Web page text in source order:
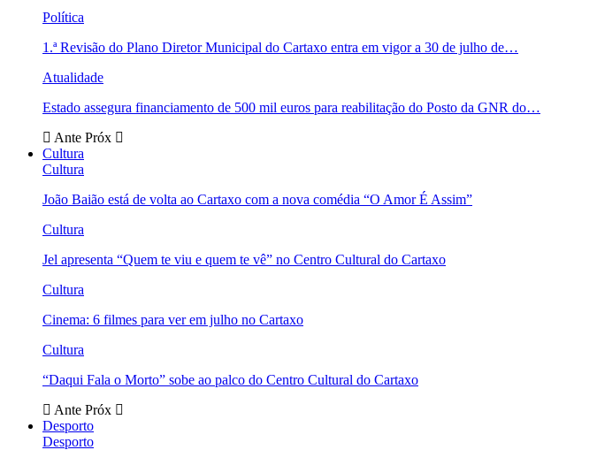
Política
1.ª Revisão do Plano Diretor Municipal do Cartaxo entra em vigor a 30 de julho de…
Atualidade
Estado assegura financiamento de 500 mil euros para reabilitação do Posto da GNR do…
Ante Próx
Cultura
Cultura
João Baião está de volta ao Cartaxo com a nova comédia “O Amor É Assim”
Cultura
Jel apresenta “Quem te viu e quem te vê” no Centro Cultural do Cartaxo
Cultura
Cinema: 6 filmes para ver em julho no Cartaxo
Cultura
“Daqui Fala o Morto” sobe ao palco do Centro Cultural do Cartaxo
Ante Próx
Desporto
Desporto